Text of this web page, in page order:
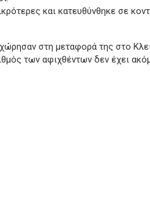
και κατευθύνθηκε σε
στη μεταφορά της στο
των αφιχθέντων δεν έχει